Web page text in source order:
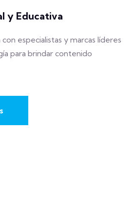
y Educativa
especialistas y marcas líderes
para brindar contenido